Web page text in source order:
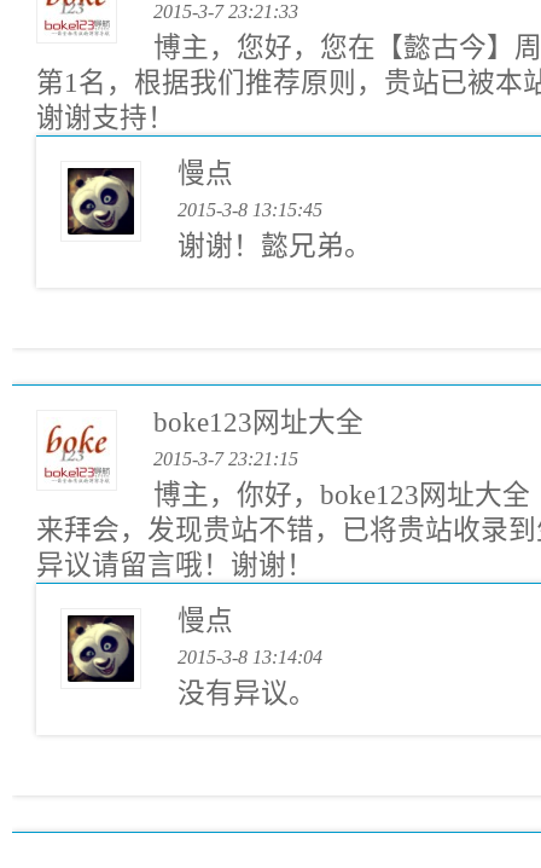
2015-3-7 23:21:33
博主，您好，您在【懿古今】
第1名，根据我们推荐原则，贵站已被本
谢谢支持！
慢点
2015-3-8 13:15:45
谢谢！懿兄弟。
boke123网址大全
2015-3-7 23:21:15
博主，你好，boke123网址大
来拜会，发现贵站不错，已将贵站收录
异议请留言哦！谢谢！
慢点
2015-3-8 13:14:04
没有异议。